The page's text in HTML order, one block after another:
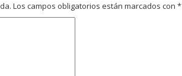
Los campos obligatorios están marcados con*